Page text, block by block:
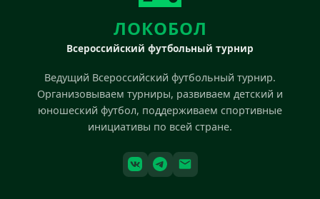
ЛОКОБОЛ
Всероссийский футбольный турнир
Ведущий Всероссийский футбольный турнир.
Организовываем турниры, развиваем детский и
юношеский футбол, поддерживаем спортивные
инициативы по всей стране.